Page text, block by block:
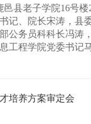
邑县老子学院16号
记、院长宋涛，县
公务员科科长冯涛
工程学院党委书记
培养方案审定会